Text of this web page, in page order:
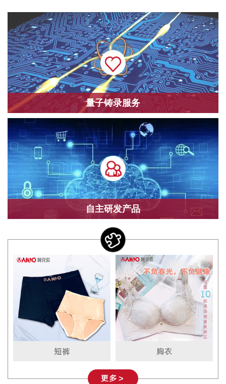
量子铸录服务
自主研发产品
更多＞
短裤 胸衣